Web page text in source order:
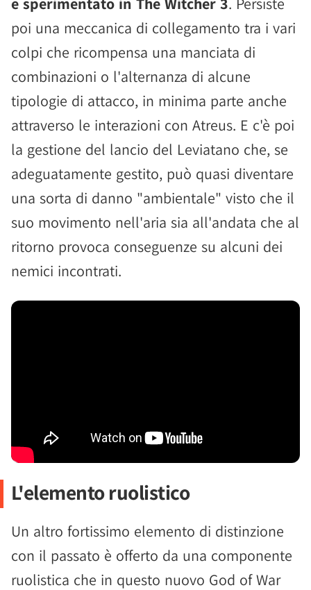
poi una meccanica di collegamento tra i vari
colpi che ricompensa una manciata di
combinazioni o l'alternanza di alcune
tipologie di attacco, in minima parte anche
attraverso le interazioni con Atreus. E c'è poi
la gestione del lancio del Leviatano che, se
adeguatamente gestito, può quasi diventare
una sorta di danno "ambientale" visto che il
suo movimento nell'aria sia all'andata che al
ritorno provoca conseguenze su alcuni dei
nemici incontrati.
L'elemento ruolistico
Un altro fortissimo elemento di distinzione
con il passato è offerto da una componente
ruolistica che in questo nuovo God of War